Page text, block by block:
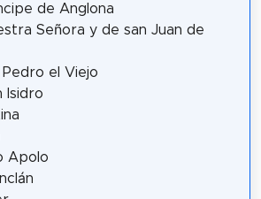
de Anglona
Señora y de san Juan de
Pedro el Viejo
Isidro
Apolo